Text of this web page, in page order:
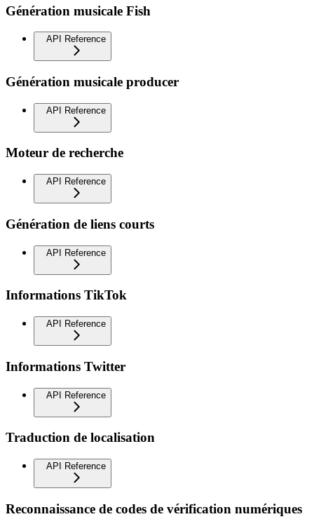
Génération musicale Fish
API Reference
Génération musicale producer
API Reference
Moteur de recherche
API Reference
Génération de liens courts
API Reference
Informations TikTok
API Reference
Informations Twitter
API Reference
Traduction de localisation
API Reference
Reconnaissance de codes de vérification numériques